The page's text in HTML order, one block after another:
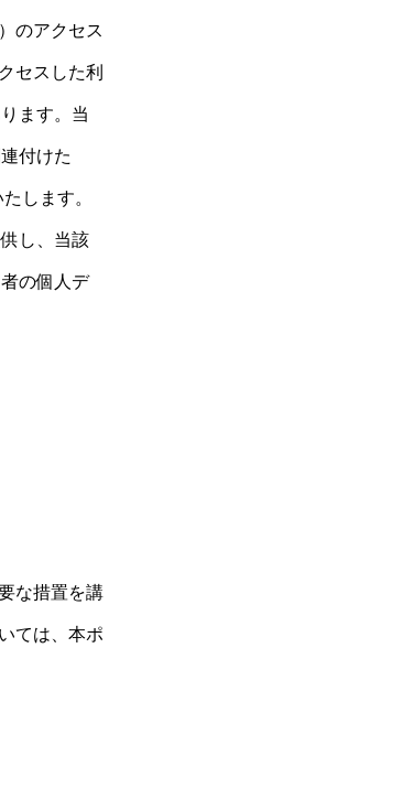
のアクセス
セスした利
ます。当
付けた
します。
し、当該
の個人デ
な措置を講
ては、本ポ